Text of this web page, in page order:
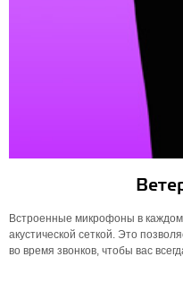
Встроенные микрофоны в
акустической сеткой. Это
во время звонков, чтобы вас